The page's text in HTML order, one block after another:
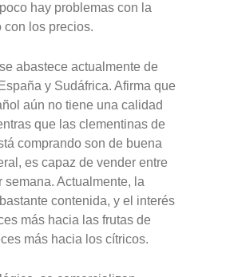
hay problemas con la
con los precios.
abastece actualmente de
y Sudáfrica. Afirma que
aún no tiene una calidad
que las clementinas de
comprando son de buena
es capaz de vender entre
semana. Actualmente, la
contenida, y el interés
más hacia las frutas de
más hacia los cítricos.